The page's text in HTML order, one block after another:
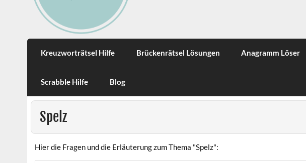
Kreuzworträtsel Hilfe Brückenrätsel Lösungen Anagramm Löser
Scrabble Hilfe Blog
Spelz
Hier die Fragen und die Erläuterung zum Thema "Spelz":